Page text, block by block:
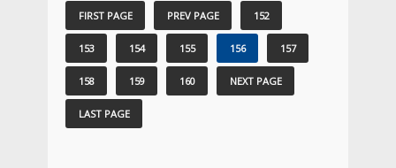
FIRST PAGE PREV PAGE 152
153 154 155 156 157
158 159 160 NEXT PAGE
LAST PAGE